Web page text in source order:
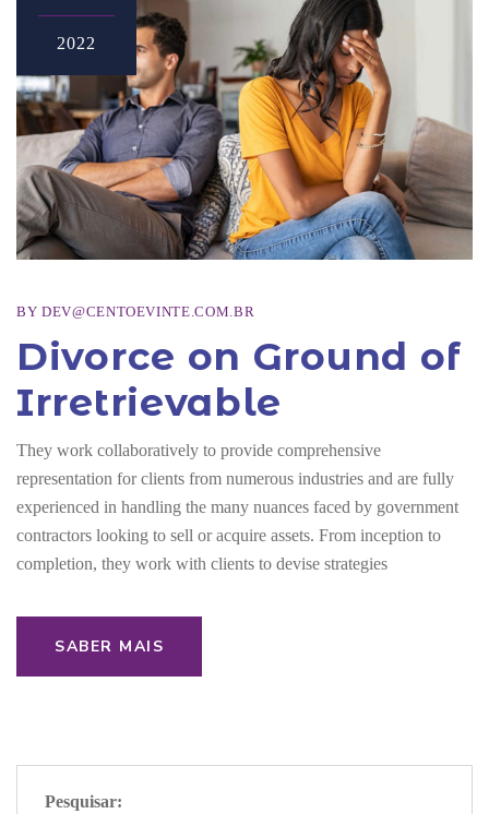
2022
BY DEV@CENTOEVINTE.COM.BR
Divorce on Ground of
Irretrievable
They work collaboratively to provide comprehensive
representation for clients from numerous industries and are fully
experienced in handling the many nuances faced by government
contractors looking to sell or acquire assets. From inception to
completion, they work with clients to devise strategies
SABER MAIS
Pesquisar: